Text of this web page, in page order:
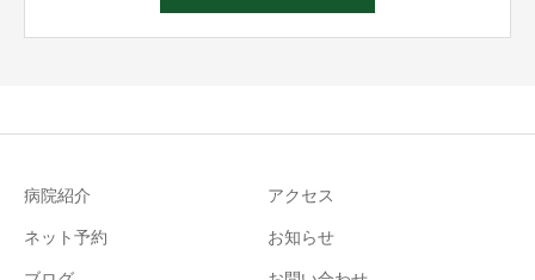
病院紹介 アクセス
ネット予約 お知らせ